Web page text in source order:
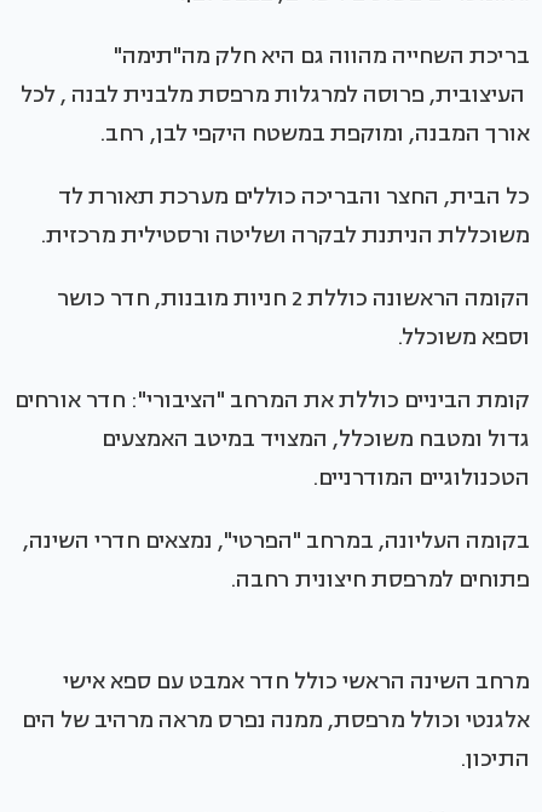
בריכת השחייה מהווה גם היא חלק מה"תימה"
העיצובית, פרוסה למרגלות מרפסת מלבנית לבנה , לכל
אורך המבנה, ומוקפת במשטח היקפי לבן, רחב.
כל הבית, החצר והבריכה כוללים מערכת תאורת לד
משוכללת הניתנת לבקרה ושליטה ורסטילית מרכזית.
הקומה הראשונה כוללת 2 חניות מובנות, חדר כושר
וספא משוכלל.
קומת הביניים כוללת את המרחב "הציבורי": חדר אורחים
גדול ומטבח משוכלל, המצויד במיטב האמצעים
הטכנולוגיים המודרניים.
בקומה העליונה, במרחב "הפרטי", נמצאים חדרי השינה,
פתוחים למרפסת חיצונית רחבה.
מרחב השינה הראשי כולל חדר אמבט עם ספא אישי
אלגנטי וכולל מרפסת, ממנה נפרס מראה מרהיב של הים
התיכון.